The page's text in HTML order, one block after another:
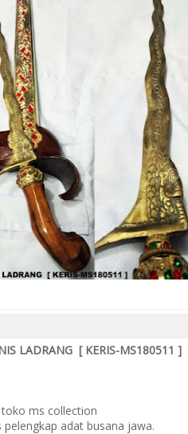
LADRANG [ KERIS-MS180511 ]
toko ms collection
pelengkap adat busana jawa.